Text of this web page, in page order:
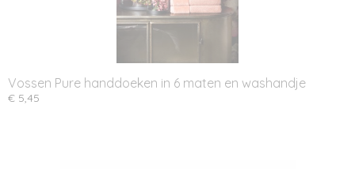
Vossen Pure handdoeken in 6 maten en washandje
€ 5,45